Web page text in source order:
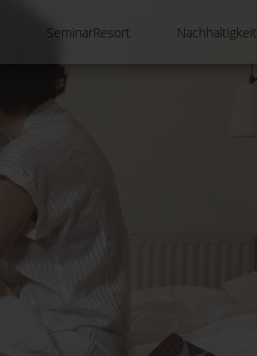
SeminarResort Nachhaltigkeit